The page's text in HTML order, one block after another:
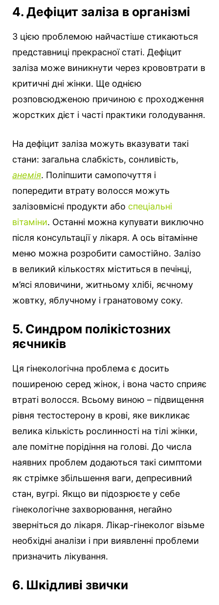
4. Дефіцит заліза в організмі
З цією проблемою найчастіше стикаються
представниці прекрасної статі. Дефіцит
заліза може виникнути через крововтрати в
критичні дні жінки. Ще однією
розповсюдженою причиною є проходження
жорстких дієт і часті практики голодування.
На дефіцит заліза можуть вказувати такі
стани: загальна слабкість, сонливість,
анемія. Поліпшити самопочуття і
попередити втрату волосся можуть
залізовмісні продукти або спеціальні
вітаміни. Останні можна купувати виключно
після консультації у лікаря. А ось вітамінне
меню можна розробити самостійно. Залізо
в великий кількостях міститься в печінці,
м’ясі яловичини, житньому хлібі, яєчному
жовтку, яблучному і гранатовому соку.
5. Синдром полікістозних
яєчників
Ця гінекологічна проблема є досить
поширеною серед жінок, і вона часто сприяє
втраті волосся. Всьому виною – підвищення
рівня тестостерону в крові, яке викликає
велика кількість рослинності на тілі жінки,
але помітне порідіння на голові. До числа
наявних проблем додаються такі симптоми
як стрімке збільшення ваги, депресивний
стан, вугрі. Якщо ви підозрюєте у себе
гінекологічне захворювання, негайно
зверніться до лікаря. Лікар-гінеколог візьме
необхідні аналізи і при виявленні проблеми
призначить лікування.
6. Шкідливі звички